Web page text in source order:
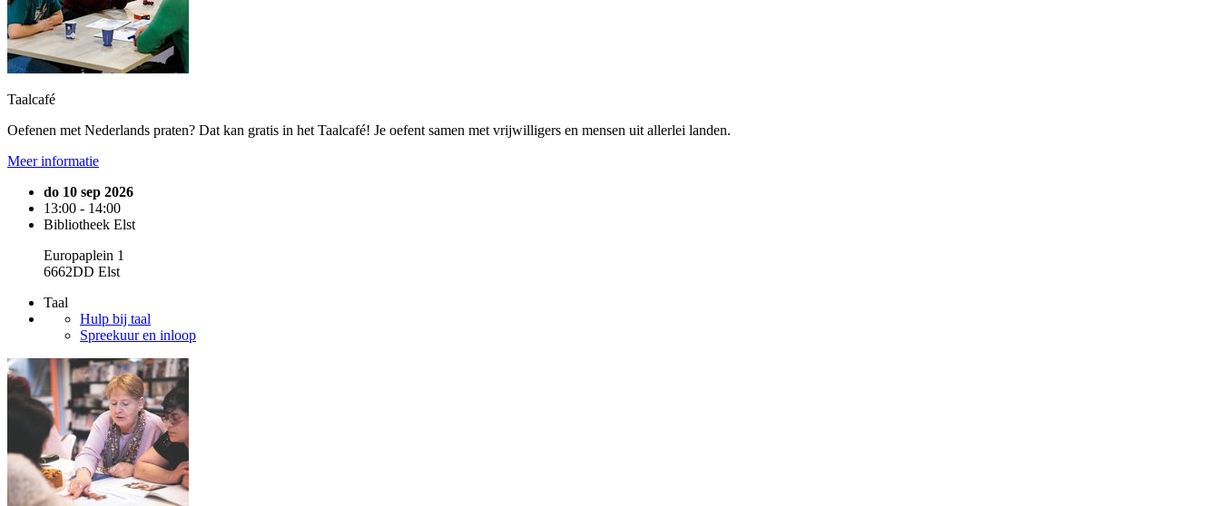
Taalcafé
Oefenen met Nederlands praten? Dat kan gratis in het Taalcafé! Je oefent samen met vrijwilligers en mensen uit allerlei landen.
Meer informatie
do 10 sep 2026
13:00 - 14:00
Bibliotheek Elst
Europaplein 1
6662DD Elst
Taal
Hulp bij taal
Spreekuur en inloop